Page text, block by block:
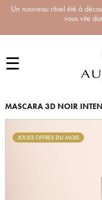
Un nouveau rituel été à
vous vite
☰
MASCARA 3D NOIR
JOLIES OFFRES DU MOIS